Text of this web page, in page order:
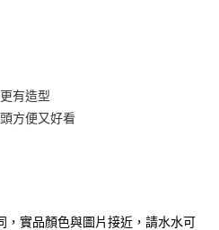
彰化商業銀行
台北富邦商業銀行
永豐商業銀行
有造型
方便又好看
，實品顏色與圖片接近，請水水可